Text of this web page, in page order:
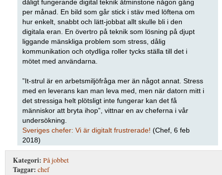
dåligt fungerande digital teknik åtminstone någon gång
per månad. En bild som går stick i stäv med löftena om
hur enkelt, snabbt och lätt-jobbat allt skulle bli i den
digitala eran. En övertro på teknik som lösning på djupt
liggande mänskliga problem som stress, dålig
kommunikation och otydliga roller tycks ställa till det i
mötet med användarna.
”It-strul är en arbetsmiljöfråga mer än något annat. Stress
med en leverans kan man leva med, men när datorn mitt i
det stressiga helt plötsligt inte fungerar kan det få
människor att bryta ihop”, vittnar en av cheferna i vår
undersökning.
Sveriges chefer: Vi är digitalt frustrerade! (Chef, 6 feb
2018)
Kategori: På jobbet
Taggar: chef